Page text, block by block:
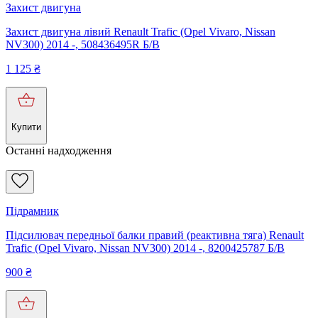
Захист двигуна
Захист двигуна лівий Renault Trafic (Opel Vivaro, Nissan
NV300) 2014 -, 508436495R Б/В
1 125 ₴
Купити
Останні надходження
Підрамник
Підсилювач передньої балки правий (реактивна тяга) Renault
Trafic (Opel Vivaro, Nissan NV300) 2014 -, 8200425787 Б/В
900 ₴